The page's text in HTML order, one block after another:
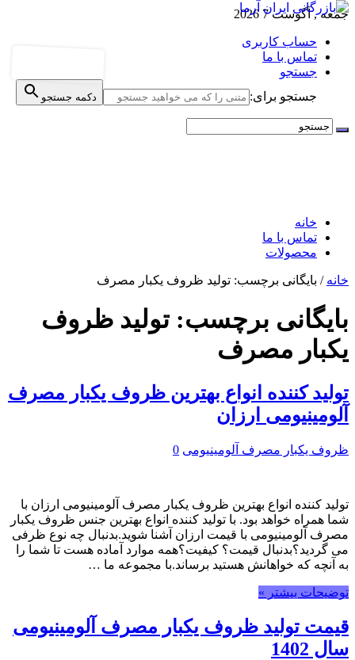
جمعه , آگوست 7 2026
حساب کاربری
تماس با ما
جستجو
جستجو برای:
دکمه جستجو
خانه
تماس با ما
محصولات
خانه / بایگانی برچسب: تولید ظروف یکبار مصرف
بایگانی برچسب:تولید ظروف
یکبار مصرف
تولید کننده انواع بهترین ظروف یکبار مصرف
آلومینیومی ارزان
ظروف یکبار مصرف آلومینیومی 0
تولید کننده انواع بهترین ظروف یکبار مصرف آلومینیومی ارزان با
شما همراه خواهد بود. با تولید کننده انواع بهترین جنس ظروف یکبار
مصرف آلومینیومی با قیمت ارزان آشنا شوید.بدنبال چه نوع ظرفی
می گردید؟بدنبال قیمت؟ کیفیت؟همه موارد آماده هست تا شما را
به آنچه که خواهانش هستید برساند.با مجموعه ما …
توضیحات بیشتر »
قیمت تولید ظروف یکبار مصرف آلومینیومی
سال 1402